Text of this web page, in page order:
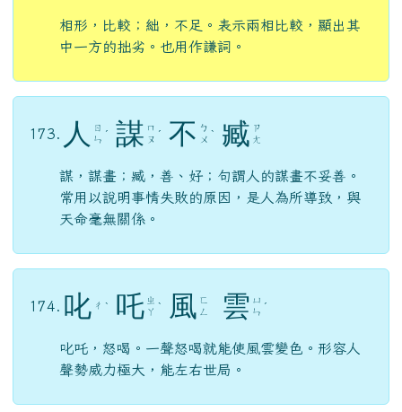
相形，比較；絀，不足。表示兩相比較，顯出其
中一方的拙劣。也用作謙詞。
173. 人
ㄖ
ㄣ ˊ 謀 ㄇ
ㄡ ˊ 不 ㄅ
ㄨ ˋ 臧 ㄗ
ㄤ
謀，謀畫；臧，善、好；句謂人的謀畫不妥善。
常用以說明事情失敗的原因，是人為所導致，與
天命毫無關係。
174. 叱 ㄔ ˋ 吒 ㄓ
ㄚ ˋ 風 ㄈ
ㄥ
雲 ㄩ
ㄣ ˊ
叱吒，怒喝。一聲怒喝就能使風雲變色。形容人
聲勢威力極大，能左右世局。